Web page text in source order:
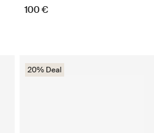
100 €
20% Deal